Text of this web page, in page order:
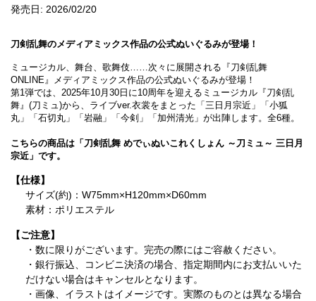
発売日: 2026/02/20
刀剣乱舞のメディアミックス作品の公式ぬいぐるみが登場！
ミュージカル、舞台、歌舞伎……次々に展開される『刀剣乱舞
ONLINE』メディアミックス作品の公式ぬいぐるみが登場！
第1弾では、2025年10月30日に10周年を迎えるミュージカル『刀剣乱
舞』(刀ミュ)から、ライブver.衣裳をまとった「三日月宗近」「小狐
丸」「石切丸」「岩融」「今剣」「加州清光」が出陣します。全6種。
こちらの商品は「刀剣乱舞 めでぃぬいこれくしょん ～刀ミュ～ 三日月
宗近」です。
【仕様】
サイズ(約)：W75mm×H120mm×D60mm
素材：ポリエステル
【ご注意】
・数に限りがございます。完売の際にはご容赦ください。
・銀行振込、コンビニ決済の場合、指定期間内にお支払いいた
だけない場合はキャンセルとなります。
・画像、イラストはイメージです。実際のものとは異なる場合